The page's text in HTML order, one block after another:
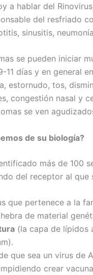
a hablar del
del resfriado
sinusitis,
se pueden iniciar
11 días y en general
estornudo, tos,
congestión nasal y
se ven
de su biología?
más de 100
del receptor al que
que pertenece a la
de material
(la capa de lípidos
que sea un virus de
crear